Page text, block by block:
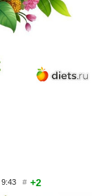
9:43 # +2